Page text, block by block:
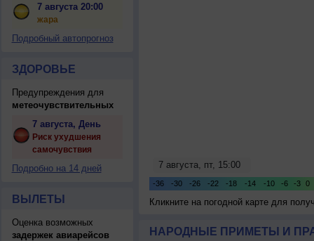
7 августа 20:00
жара
Подробный автопрогноз
ЗДОРОВЬЕ
Предупреждения для
метеочувствительных
7 августа, День
Риск ухудшения
самочувствия
Подробно на 14 дней
ВЫЛЕТЫ
Оценка возможных
задержек авиарейсов
Кликните на погодной карте для
НАРОДНЫЕ ПРИМЕТЫ И